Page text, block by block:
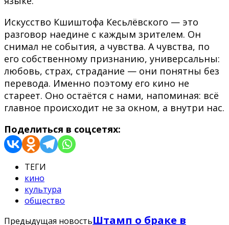
Искусство Кшиштофа Кесьлёвского — это
разговор наедине с каждым зрителем. Он
снимал не события, а чувства. А чувства, по
его собственному признанию, универсальны:
любовь, страх, страдание — они понятны без
перевода. Именно поэтому его кино не
стареет. Оно остаётся с нами, напоминая: всё
главное происходит не за окном, а внутри нас.
Поделиться в соцсетях:
ТЕГИ
кино
культура
общество
Предыдущая новостьШтамп о браке в